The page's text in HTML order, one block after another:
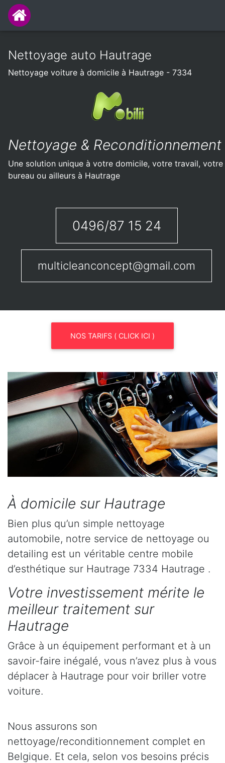
Nettoyage auto Hautrage
Nettoyage voiture à domicile à Hautrage - 7334
Nettoyage & Reconditionnement
Une solution unique à votre domicile, votre travail, votre
bureau ou ailleurs à Hautrage
0496/87 15 24
multicleanconcept@gmail.com
NOS TARIFS ( CLICK ICI )
À domicile sur Hautrage
Bien plus qu’un simple nettoyage
automobile, notre service de nettoyage ou
detailing est un véritable centre mobile
d’esthétique sur Hautrage 7334 Hautrage .
Votre investissement mérite le
meilleur traitement sur
Hautrage
Grâce à un équipement performant et à un
savoir-faire inégalé, vous n’avez plus à vous
déplacer à Hautrage pour voir briller votre
voiture.
Nous assurons son
nettoyage/reconditionnement complet en
Belgique. Et cela, selon vos besoins précis